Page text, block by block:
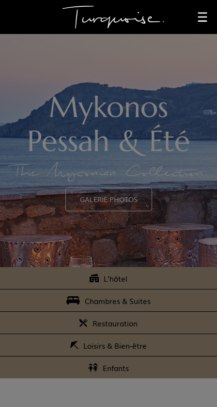
Mykonos
Pessah & Été
The Myconian Collection
GALERIE PHOTOS
L’hôtel
Chambres & Suites
Restauration
Loisirs & Bien-être
Enfants